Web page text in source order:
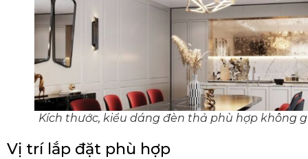
Kích thước, kiểu dáng đèn thả phù hợp không
Vị trí lắp đặt phù hợp